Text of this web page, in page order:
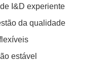
I&D experiente
da qualidade
estável